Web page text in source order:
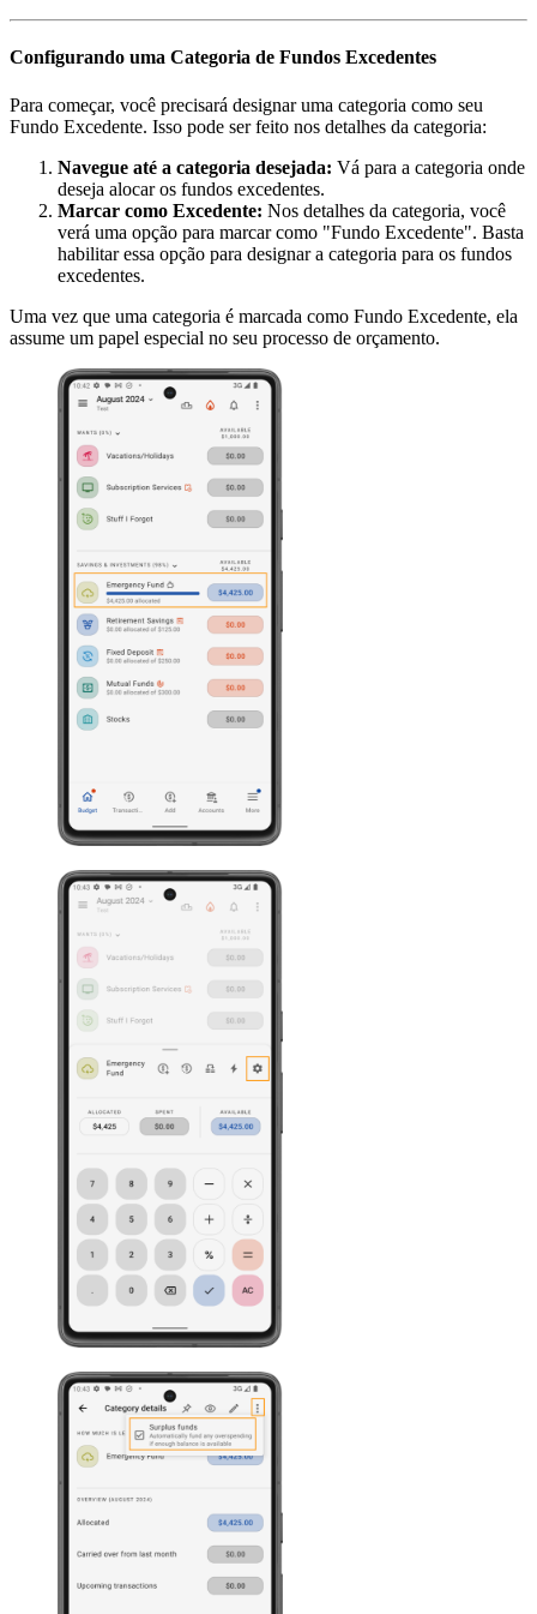
Configurando uma Categoria de Fundos Excedentes
Para começar, você precisará designar uma categoria como seu
Fundo Excedente. Isso pode ser feito nos detalhes da categoria:
Navegue até a categoria desejada: Vá para a categoria onde
deseja alocar os fundos excedentes.
Marcar como Excedente: Nos detalhes da categoria, você
verá uma opção para marcar como "Fundo Excedente". Basta
habilitar essa opção para designar a categoria para os fundos
excedentes.
Uma vez que uma categoria é marcada como Fundo Excedente, ela
assume um papel especial no seu processo de orçamento.